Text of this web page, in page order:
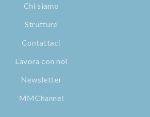
Chi siamo
Strutture
Contattaci
Lavora con noi
Newsletter
MMChannel